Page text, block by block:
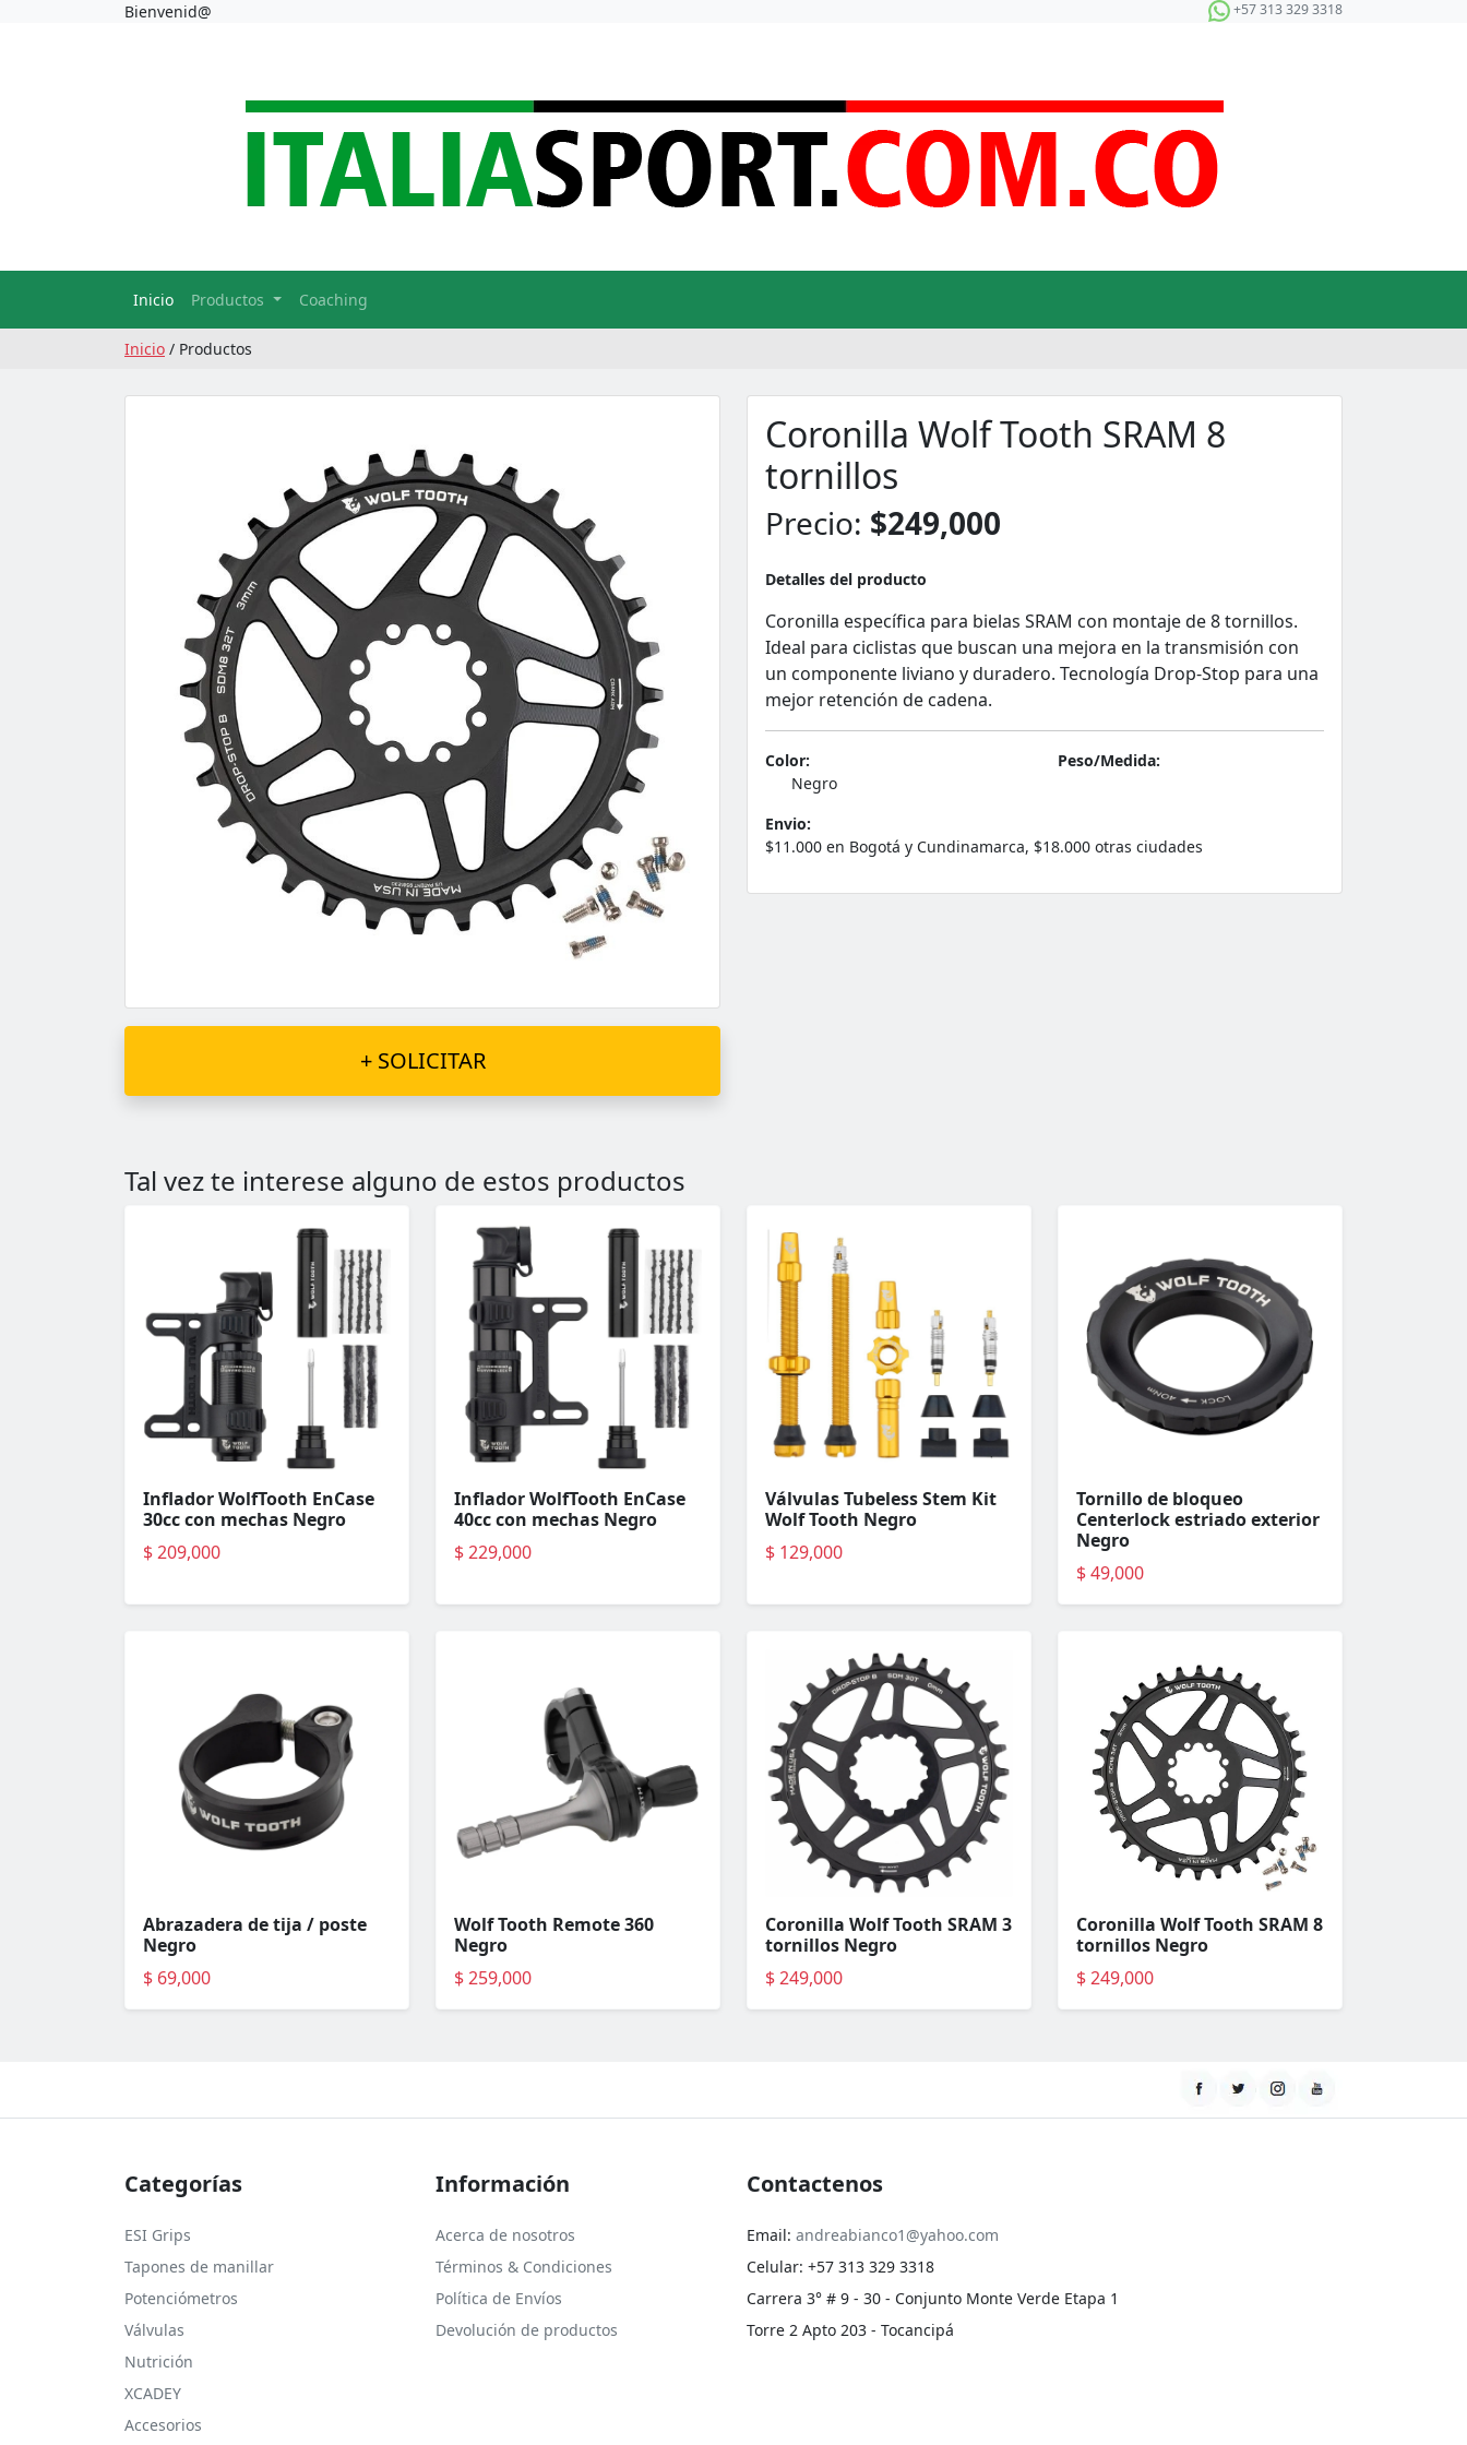
Bienvenid@ +57 313 329 3318
Inicio Productos Coaching
Inicio / Productos
+ SOLICITAR
Coronilla Wolf Tooth SRAM 8
tornillos
Precio: $249,000
Detalles del producto
Coronilla específica para bielas SRAM con montaje de 8 tornillos.
Ideal para ciclistas que buscan una mejora en la transmisión con
un componente liviano y duradero. Tecnología Drop-Stop para una
mejor retención de cadena.
Color:
Negro
Peso/Medida:
Envio:
$11.000 en Bogotá y Cundinamarca, $18.000 otras ciudades
Tal vez te interese alguno de estos productos
Inflador WolfTooth EnCase
30cc con mechas Negro
$ 209,000
Inflador WolfTooth EnCase
40cc con mechas Negro
$ 229,000
Válvulas Tubeless Stem Kit
Wolf Tooth Negro
$ 129,000
Tornillo de bloqueo
Centerlock estriado exterior
Negro
$ 49,000
Abrazadera de tija / poste
Negro
$ 69,000
Wolf Tooth Remote 360
Negro
$ 259,000
Coronilla Wolf Tooth SRAM 3
tornillos Negro
$ 249,000
Coronilla Wolf Tooth SRAM 8
tornillos Negro
$ 249,000
Categorías
ESI Grips
Tapones de manillar
Potenciómetros
Válvulas
Nutrición
XCADEY
Accesorios
Información
Acerca de nosotros
Términos & Condiciones
Política de Envíos
Devolución de productos
Contactenos
Email: andreabianco1@yahoo.com
Celular: +57 313 329 3318
Carrera 3° # 9 - 30 - Conjunto Monte Verde Etapa 1
Torre 2 Apto 203 - Tocancipá